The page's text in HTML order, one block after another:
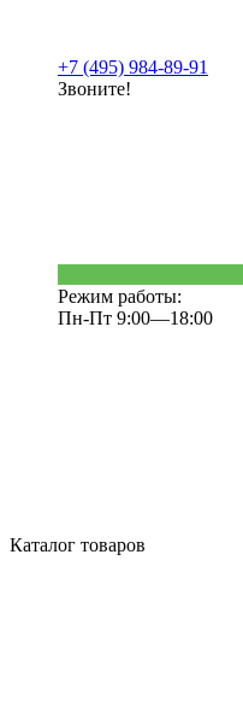
+7 (495) 984-89-91
Звоните!
Режим работы:
Пн-Пт 9:00—18:00
Каталог товаров